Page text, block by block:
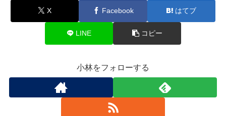
X Facebook はてブ
LINE コピー
小林をフォローする